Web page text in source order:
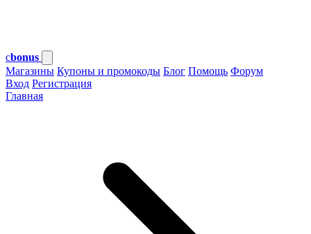
cbonus
Магазины Купоны и промокоды Блог Помощь Форум
Вход Регистрация
Главная